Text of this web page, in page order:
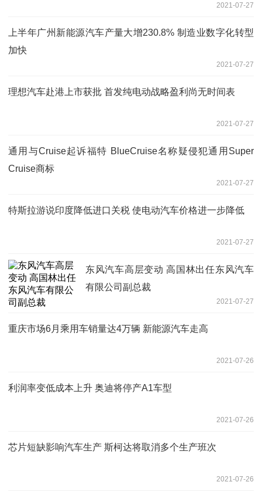
2021-07-27
上半年广州新能源汽车产量大增230.8% 制造业数字化转型
加快
2021-07-27
理想汽车赴港上市获批 首发纯电动战略盈利尚无时间表
2021-07-27
通用与Cruise起诉福特 BlueCruise名称疑侵犯通用Super
Cruise商标
2021-07-27
特斯拉游说印度降低进口关税 使电动汽车价格进一步降低
2021-07-27
东风汽车高层变动 高国林出任东风汽车
有限公司副总裁
2021-07-27
重庆市场6月乘用车销量达4万辆 新能源汽车走高
2021-07-26
利润率变低成本上升 奥迪将停产A1车型
2021-07-26
芯片短缺影响汽车生产 斯柯达将取消多个生产班次
2021-07-26